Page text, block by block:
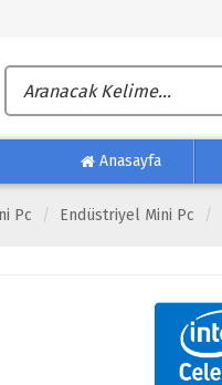
Anasayfa
Pc Endüstriyel Mini Pc